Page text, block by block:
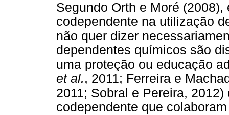
Segundo Orth e Moré
codependente na utilização
não quer dizer
dependentes químicos são
uma proteção ou educação
et al., 2011; Ferreira e
2011; Sobral e Pereira,
codependente que